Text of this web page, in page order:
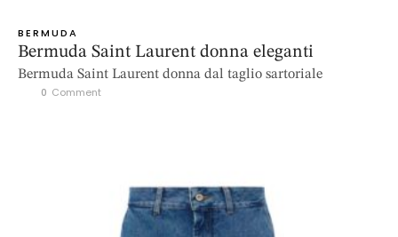
BERMUDA
Bermuda Saint Laurent donna eleganti
Bermuda Saint Laurent donna dal taglio sartoriale
0 Comment